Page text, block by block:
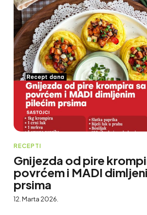
RECEPTI
Gnijezda od pire
povrćem i MADI
prsima
12. Marta 2026.